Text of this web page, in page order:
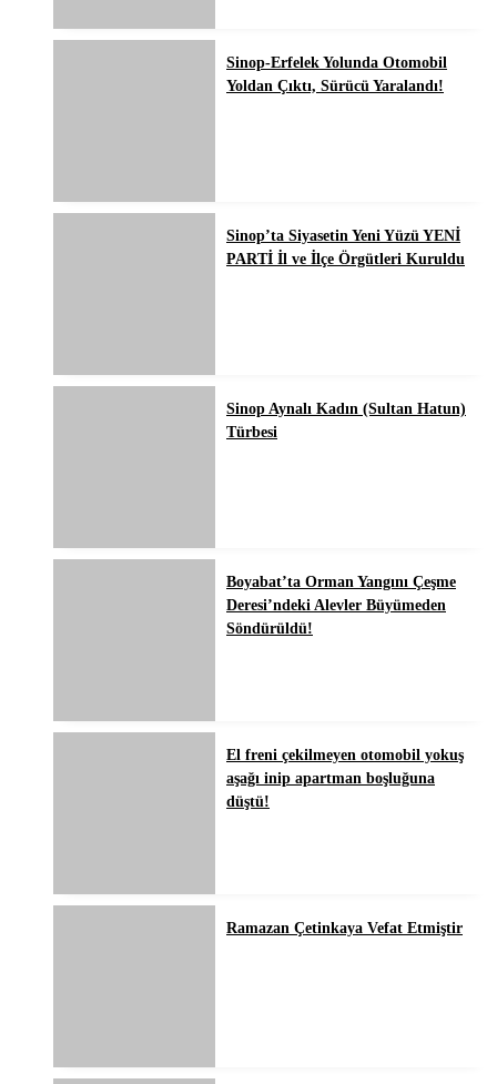
Sinop-Erfelek Yolunda Otomobil
Yoldan Çıktı, Sürücü Yaralandı!
Sinop’ta Siyasetin Yeni Yüzü YENİ
PARTİ İl ve İlçe Örgütleri Kuruldu
Sinop Aynalı Kadın (Sultan Hatun)
Türbesi
Boyabat’ta Orman Yangını Çeşme
Deresi’ndeki Alevler Büyümeden
Söndürüldü!
El freni çekilmeyen otomobil yokuş
aşağı inip apartman boşluğuna
düştü!
Ramazan Çetinkaya Vefat Etmiştir